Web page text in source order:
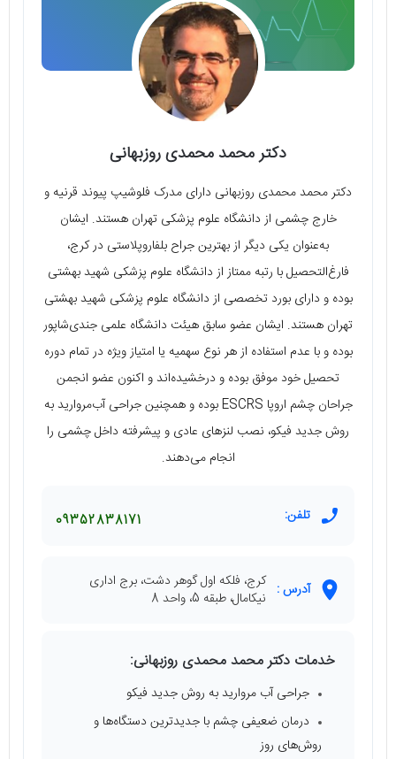
دکتر محمد محمدی روزبهانی
دکتر محمد محمدی روزبهانی دارای مدرک فلوشیپ پیوند قرنیه و
خارج چشمی از دانشگاه علوم پزشکی تهران هستند. ایشان
به‌عنوان یکی دیگر از بهترین جراح بلفاروپلاستی در کرج،
فارغ‌التحصیل با رتبه ممتاز از دانشگاه علوم پزشکی شهید بهشتی
بوده و دارای بورد تخصصی از دانشگاه علوم پزشکی شهید بهشتی
تهران هستند. ایشان عضو سابق هیئت دانشگاه علمی جندی‌شاپور
بوده و با عدم استفاده از هر نوع سهمیه یا امتیاز ویژه در تمام دوره
تحصیل خود موفق بوده و درخشیده‌اند و اکنون عضو انجمن
جراحان چشم اروپا ESCRS بوده و همچنین جراحی آب‌مروارید به
روش جدید فیکو، نصب لنزهای عادی و پیشرفته داخل چشمی را
انجام می‌دهند.
تلفن: 09352838171
آدرس : کرج، فلکه اول گوهر دشت، برج اداری
نیکامال، طبقه 5، واحد 8
خدمات دکتر محمد محمدی روزبهانی:
جراحی آب مروارید به روش جدید فیکو
درمان ضعیفی چشم با جدیدترین دستگاه‌ها و
روش‌های روز